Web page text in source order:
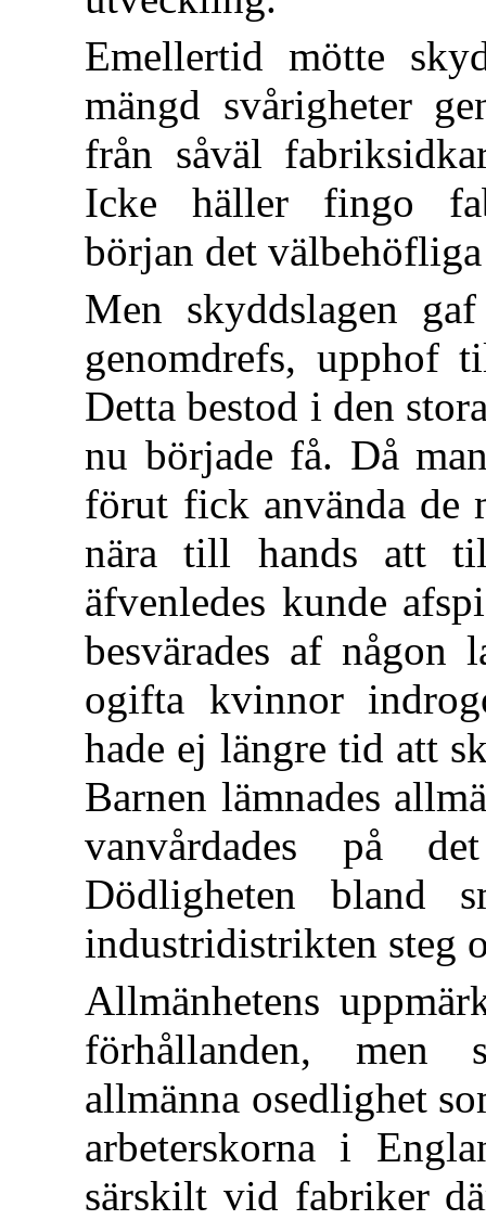
Emellertid mötte
mängd svårigheter
från såväl
Icke häller fingo
början det
Men skyddslagen
genomdrefs, upphof
Detta bestod i den
nu började få. Då
förut fick använda de
nära till hands att
äfvenledes kunde
besvärades af någon
ogifta kvinnor
hade ej längre tid att
Barnen lämnades
vanvårdades på
Dödligheten bland
industridistrikten steg
Allmänhetens
förhållanden, men
allmänna osedlighet
arbeterskorna i
särskilt vid fabriker